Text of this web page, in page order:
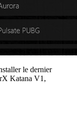
le dernier
Katana V1,